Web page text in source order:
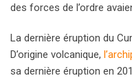
des forces de l’ordre
La dernière éruption du
D’origine volcanique,
sa dernière éruption en